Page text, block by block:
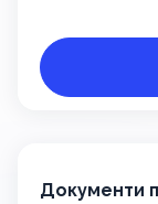
Документи